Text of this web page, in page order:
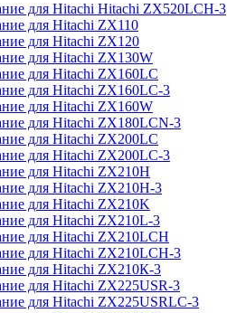
для Hitachi Hitachi ZX520LCH-3
для Hitachi ZX110
для Hitachi ZX120
для Hitachi ZX130W
для Hitachi ZX160LC
для Hitachi ZX160LC-3
для Hitachi ZX160W
для Hitachi ZX180LCN-3
для Hitachi ZX200LC
для Hitachi ZX200LC-3
для Hitachi ZX210H
для Hitachi ZX210H-3
для Hitachi ZX210K
для Hitachi ZX210L-3
для Hitachi ZX210LCH
для Hitachi ZX210LCH-3
для Hitachi ZX210К-3
для Hitachi ZX225USR-3
для Hitachi ZX225USRLC-3